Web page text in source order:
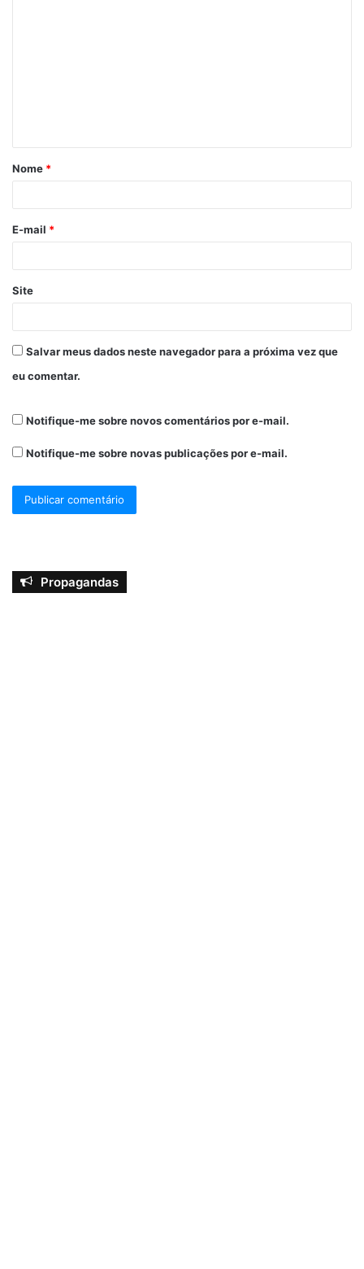
Nome *
E-mail *
Site
Salvar meus dados neste navegador para a próxima vez que
eu comentar.
Notifique-me sobre novos comentários por e-mail.
Notifique-me sobre novas publicações por e-mail.
Propagandas